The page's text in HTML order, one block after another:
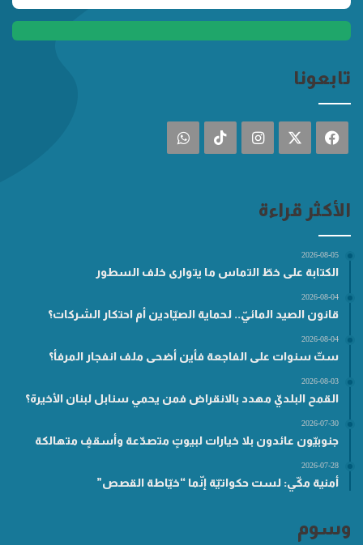
تابعونا
فيسبوك انستقرام ‫TikTokواتساب
الأكثر قراءة
2026-08-05
الكتابة على خطّ التماس ما يتوارى خلف السطور
2026-08-04
قانون الصيد المائيّ.. لحماية الصيّادين أم احتكار الشركات؟
2026-08-04
ستّ سنوات على الفاجعة فأين أضحى ملف انفجار المرفأ؟
2026-08-03
القمح البلديّ مهدد بالانقراض فمن يحمي سنابل لبنان الأخيرة؟
2026-07-30
جنوبيّون عائدون بلا خيارات لبيوتٍ متصدّعة وأسقفٍ متهالكة
2026-07-28
أمنية مكّي: لست حكواتيّة إنّما “خيّاطة القصص”
وسوم